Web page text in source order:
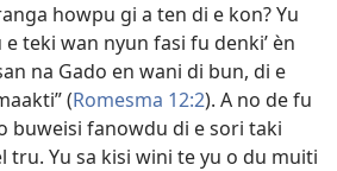
howpu gi a ten di e kon? Yu
teki wan nyun fasi fu denki’ èn
na Gado en wani di bun, di e
(Romesma 12:2). A no de fu
buweisi fanowdu di e sori taki
tru. Yu sa kisi wini te yu o du muiti